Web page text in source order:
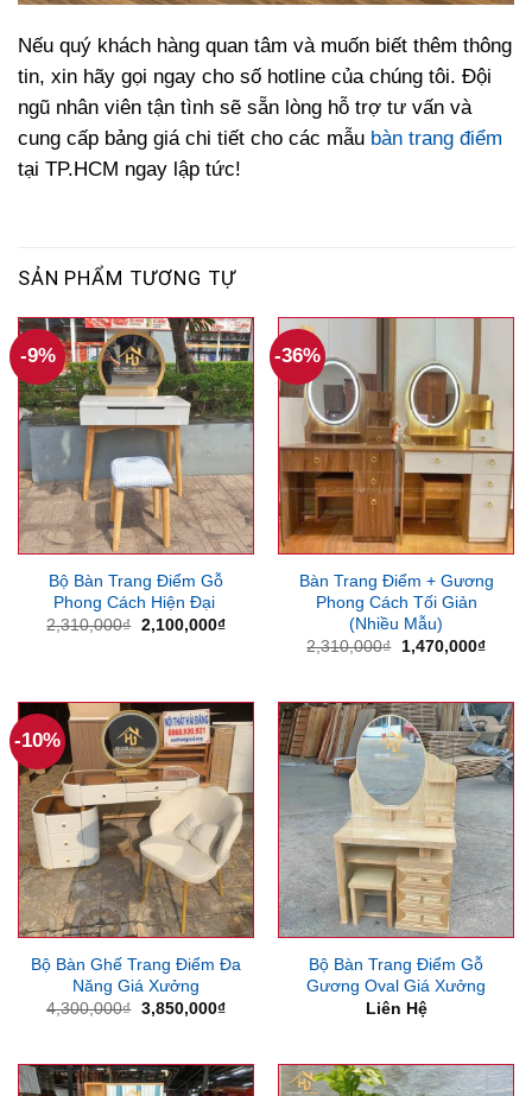
Nếu quý khách hàng quan tâm và muốn biết thêm thông
tin, xin hãy gọi ngay cho số hotline của chúng tôi. Đội
ngũ nhân viên tận tình sẽ sẵn lòng hỗ trợ tư vấn và
cung cấp bảng giá chi tiết cho các mẫu bàn trang điểm
tại TP.HCM ngay lập tức!
SẢN PHẨM TƯƠNG TỰ
-9%
Bộ Bàn Trang Điểm Gỗ
Phong Cách Hiện Đại
2,310,000₫ Giá
2,100,000₫Giá
-36%
Bàn Trang Điểm + Gương
Phong Cách Tối Giản
(Nhiều Mẫu)
2,310,000₫
Giá
1,470,000₫Giá
-10%
Bộ Bàn Ghế Trang Điểm Đa
Năng Giá Xưởng
4,300,000₫ Giá
3,850,000₫Giá
3,850,000₫.
Bộ Bàn Trang Điểm Gỗ
Gương Oval Giá Xưởng
Liên Hệ